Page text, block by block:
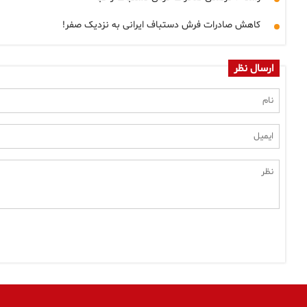
کاهش صادرات فرش دستباف ایرانی به نزدیک صفر!
ارسال نظر